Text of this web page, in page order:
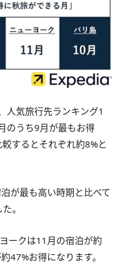
人気旅行先ランキング1
のうち9月が最もお得
するとそれぞれ約8%と
が最も高い時期と比べて
。
ークは11月の宿泊が約
47%お得になります。